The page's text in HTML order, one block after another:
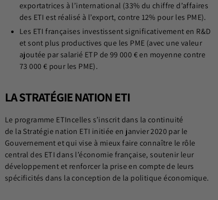
exportatrices à l’international (33% du chiffre d’affaires
des ETI est réalisé à l’export, contre 12% pour les PME).
Les ETI françaises investissent significativement en R&D
et sont plus productives que les PME (avec une valeur
ajoutée par salarié ETP de 99 000 € en moyenne contre
73 000 € pour les PME).
LA STRATÉGIE NATION ETI
Le programme ETIncelles s’inscrit dans la continuité
de la Stratégie nation ETI initiée en janvier 2020 par le
Gouvernement et qui vise à mieux faire connaître le rôle
central des ETI dans l’économie française, soutenir leur
développement et renforcer la prise en compte de leurs
spécificités dans la conception de la politique économique.